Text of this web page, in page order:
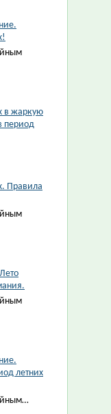
в жаркую
период
Правила
летних